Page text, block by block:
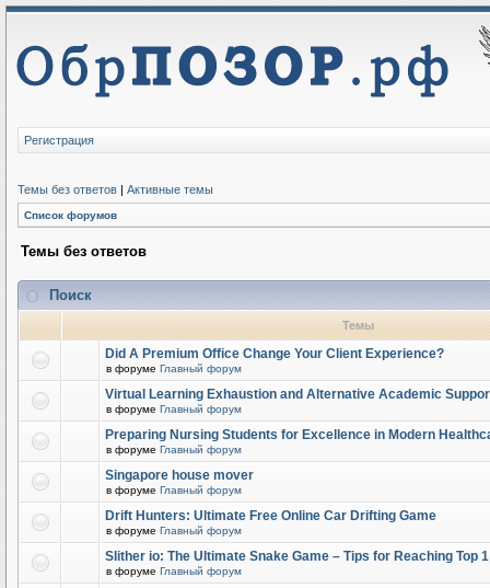
Регистрация
Темы без ответов | Активные темы
Список форумов
Темы без ответов
Поиск
Темы
Did A Premium Office Change Your Client Experience?
в форуме Главный форум
Virtual Learning Exhaustion and Alternative Academic
в форуме Главный форум
Preparing Nursing Students for Excellence in Modern
в форуме Главный форум
Singapore house mover
в форуме Главный форум
Drift Hunters: Ultimate Free Online Car Drifting Game
в форуме Главный форум
Slither io: The Ultimate Snake Game – Tips for Reaching Top
в форуме Главный форум